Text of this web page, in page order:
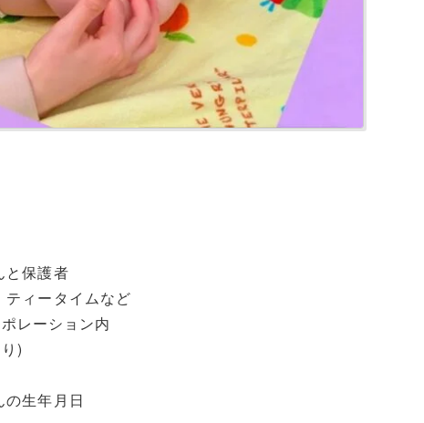
と保護者
ィータイムなど
レーション内
)
生年月日